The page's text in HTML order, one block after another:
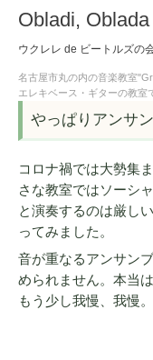
Obladi,
ウクレレ de ビートルズの
名古屋市丸の内の音楽教室
エレキベース・ギターの教室
やっぱりアンサ
コロナ禍では大勢集
さな教室ではソーシ
と演奏するのは厳し
ってみました。
音が重なるアンサン
められません。本当
もう少し我慢、我慢。